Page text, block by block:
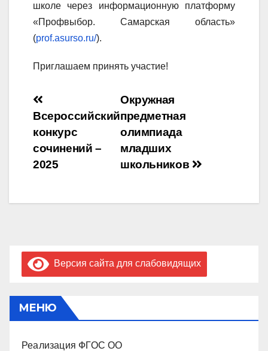
школе через информационную платформу
«Профвыбор. Самарская область»
(prof.asurso.ru/).
Приглашаем принять участие!
Навигация
по
записям
Окружная
предметная
олимпиада
младших
школьников
Всероссийский
конкурс
сочинений –
2025
Версия сайта для слабовидящих
МЕНЮ
Реализация ФГОС ОО